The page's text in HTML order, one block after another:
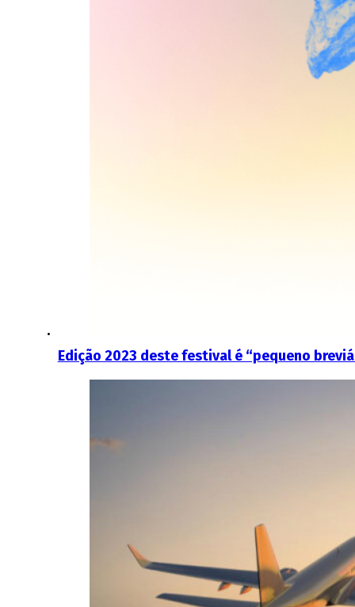
Edição 2023 deste festival é “pequeno